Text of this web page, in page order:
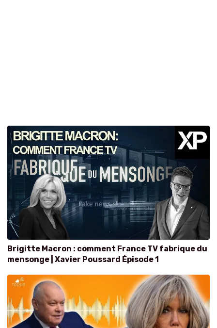
Brigitte Macron : comment France TV fabrique du
mensonge | Xavier Poussard Épisode 1